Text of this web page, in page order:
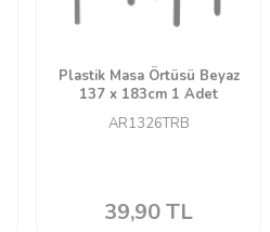
Plastik Masa Örtüsü Beyaz
137 x 183cm 1 Adet
AR1326TRB
39,90TL